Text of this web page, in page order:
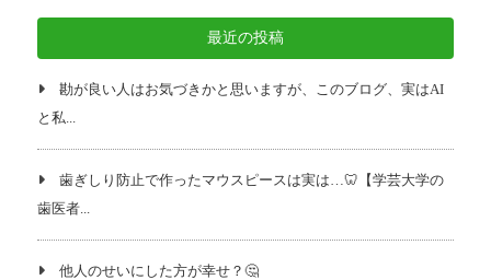
最近の投稿
勘が良い人はお気づきかと思いますが、このブログ、実はAI
と私...
歯ぎしり防止で作ったマウスピースは実は…🦷【学芸大学の
歯医者...
他人のせいにした方が幸せ？🤔